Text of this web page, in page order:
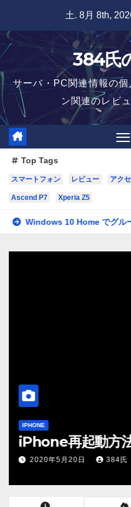
content
土. 8月 8th,
384氏
サーバ・PC関連情報の
ン関連のレビ
Top Tags
スマートフォン レビュー アク
Ascend P7 Xperia Z5
10 Home でグループポリシ
WINDOWS
Windows 10
リシーエディタを
2020年4月19日 384氏